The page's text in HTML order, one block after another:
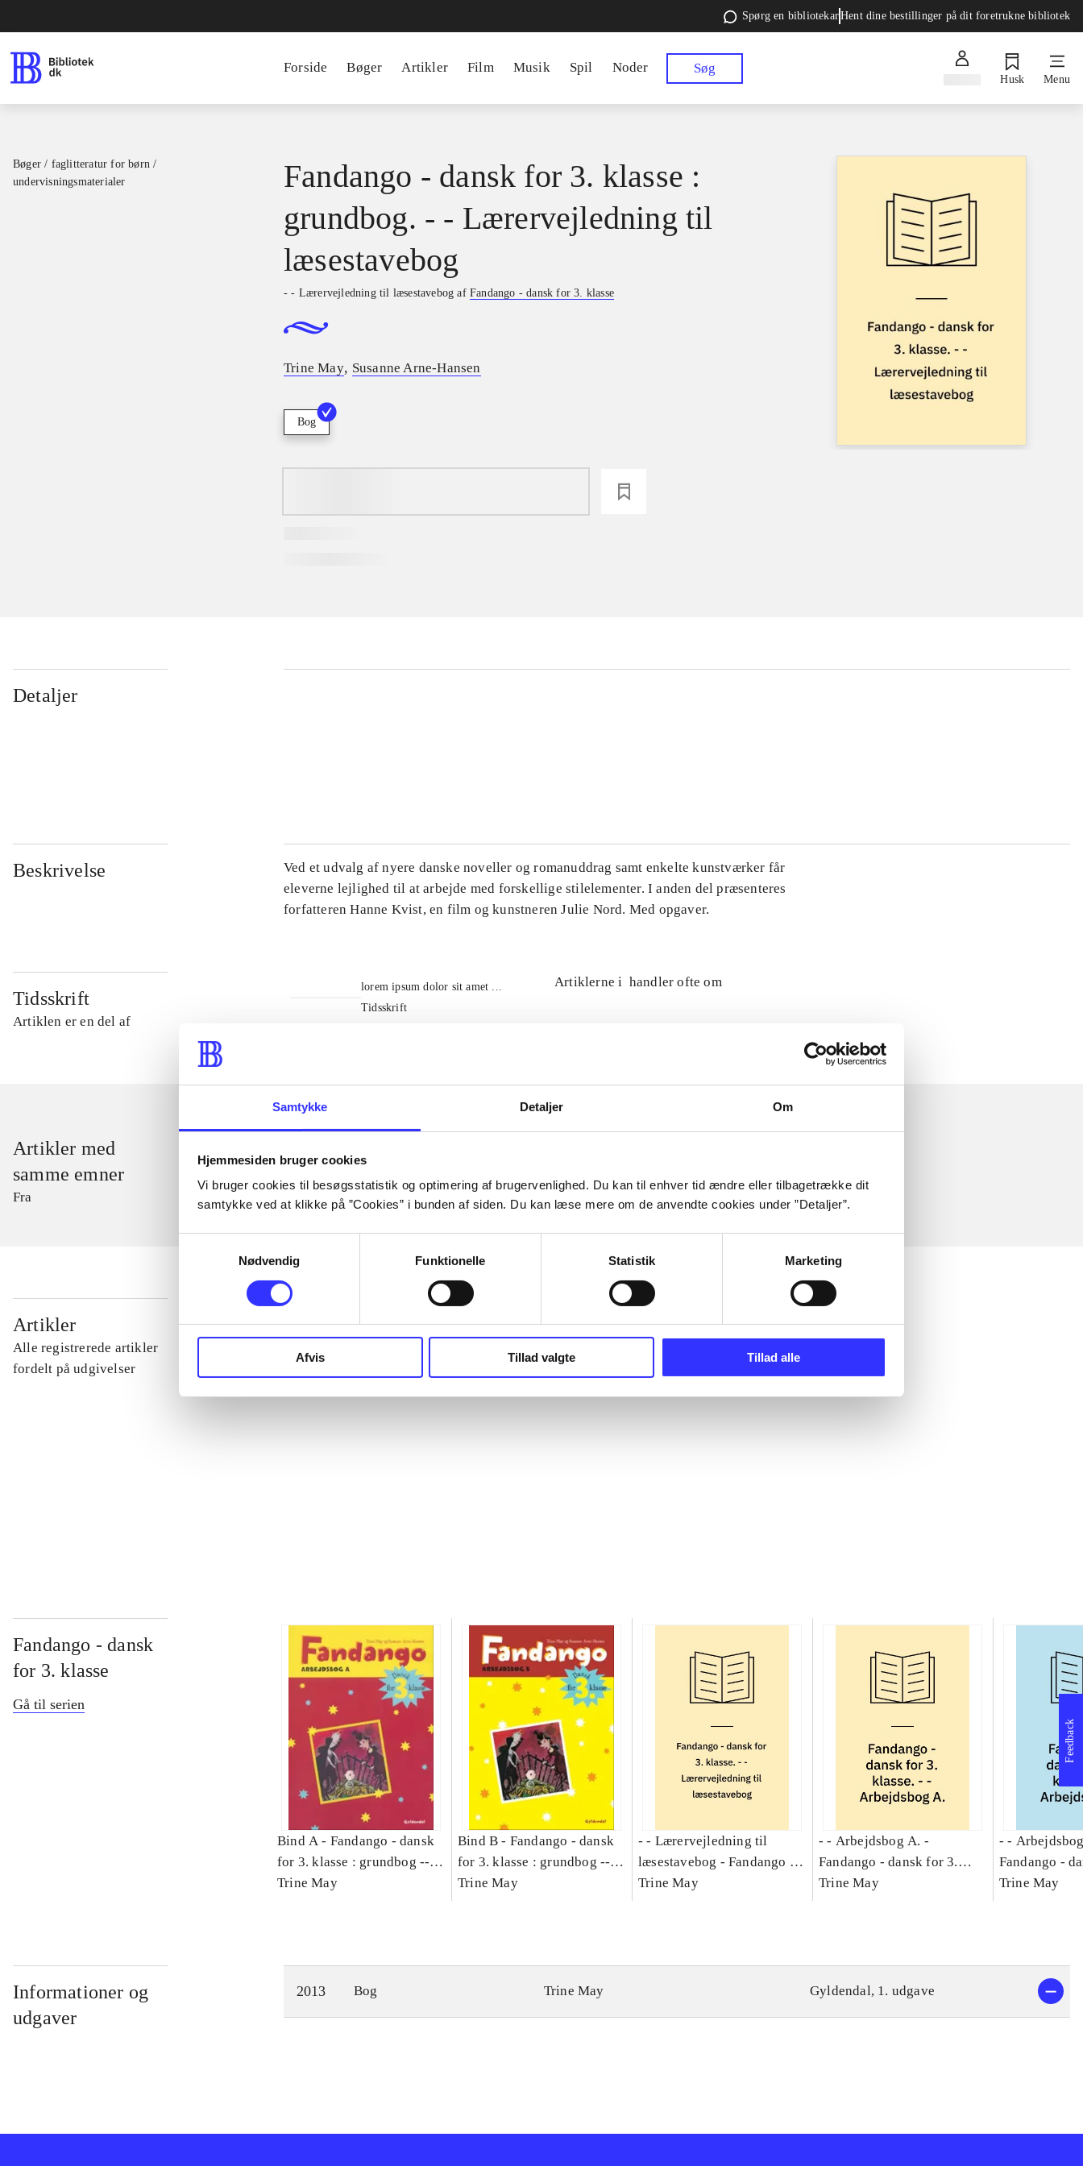
Samtykke Detaljer Om
Hjemmesiden bruger cookies
Vi bruger cookies til besøgsstatistik og optimering af brugervenlighed. Du kan til enhver tid ændre eller tilbagetrække dit
samtykke ved at klikke på ”Cookies” i bunden af siden. Du kan læse mere om de anvendte cookies under ”Detaljer”.
Nødvendig
Funktionelle Statistik Marketing
Afvis Tillad valgte Tillad alle
Spørg en bibliotekarHent dine bestillinger på dit foretrukne bibliotek
Forside Bøger Artikler Film Musik Spil Noder Søg
Husk Menu
Bøger / faglitteratur for børn /
undervisningsmaterialer
Fandango - dansk for 3. klasse :
grundbog. - - Lærervejledning til
læsestavebog
- - Lærervejledning til læsestavebog af Fandango - dansk for 3. klasse
Trine May, Susanne Arne-Hansen
Bog
Detaljer
Beskrivelse
Ved et udvalg af nyere danske noveller og romanuddrag samt enkelte kunstværker får
eleverne lejlighed til at arbejde med forskellige stilelementer. I anden del præsenteres
forfatteren Hanne Kvist, en film og kunstneren Julie Nord. Med opgaver.
Tidsskrift
Artiklen er en del af
lorem ipsum dolor sit amet ...
Tidsskrift
Artiklerne i handler ofte om
Artikler med
samme emner
Fra
Artikler
Alle registrerede artikler
fordelt på udgivelser
Fandango - dansk
for 3. klasse
Gå til serien
Bind A - Fandango - dansk
for 3. klasse : grundbog --
Arbejdsbog. Bind A
Trine May
Bind B - Fandango - dansk
for 3. klasse : grundbog --
Arbejdsbog. Bind B
Trine May
- - Lærervejledning til
læsestavebog - Fandango -
dansk for 3. klasse :
Trine May
- - Arbejdsbog A. -
Fandango - dansk for 3.
klasse : grundbog. - -
Trine May
- -
Fandango -
klasse :
Trine May
Informationer og
udgaver
2013 Bog Trine May Gyldendal, 1. udgave
Feedback